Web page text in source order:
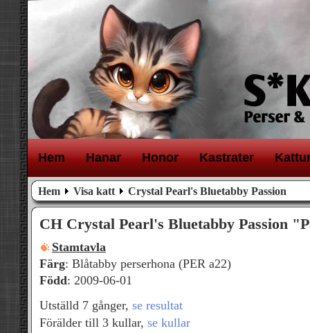
Hem Hanar Honor Kastrater K
Hem Visa katt Crystal Pearl's Bluetabby Passion
CH Crystal Pearl's Bluetabby Passion
Stamtavla
Färg: Blåtabby perserhona (PER a22)
Född: 2009-06-01
Utställd 7 gånger, se resultat
Förälder till 3 kullar, se kullar